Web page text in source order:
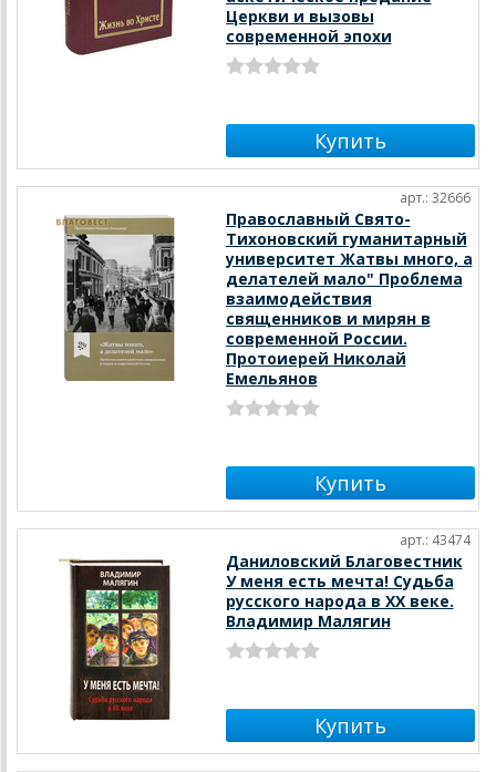
Церкви и вызовы
современной эпохи
арт.: 32666
Православный Свято-
Тихоновский гуманитарный
университет Жатвы много, а
делателей мало" Проблема
взаимодействия
священников и мирян в
современной России.
Протоиерей Николай
Емельянов
арт.: 43474
Даниловский Благовестник
У меня есть мечта! Судьба
русского народа в ХХ веке.
Владимир Малягин